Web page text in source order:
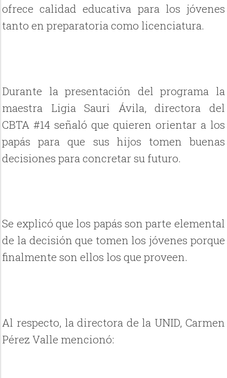
ofrece calidad educativa para los jóvenes
tanto en preparatoria como licenciatura.
Durante la presentación del programa la
maestra Ligia Sauri Ávila, directora del
CBTA #14 señaló que quieren orientar a los
papás para que sus hijos tomen buenas
decisiones para concretar su futuro.
Se explicó que los papás son parte elemental
de la decisión que tomen los jóvenes porque
finalmente son ellos los que proveen.
Al respecto, la directora de la UNID, Carmen
Pérez Valle mencionó: